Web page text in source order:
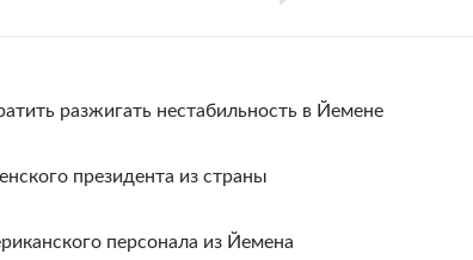
разжигать нестабильность в Йемене
президента из страны
персонала из Йемена